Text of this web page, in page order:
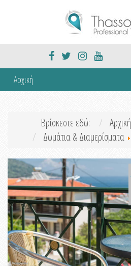
Αρχική
Βρίσκεστε εδώ: Αρχική
Δωμάτια & Διαμερίσματα